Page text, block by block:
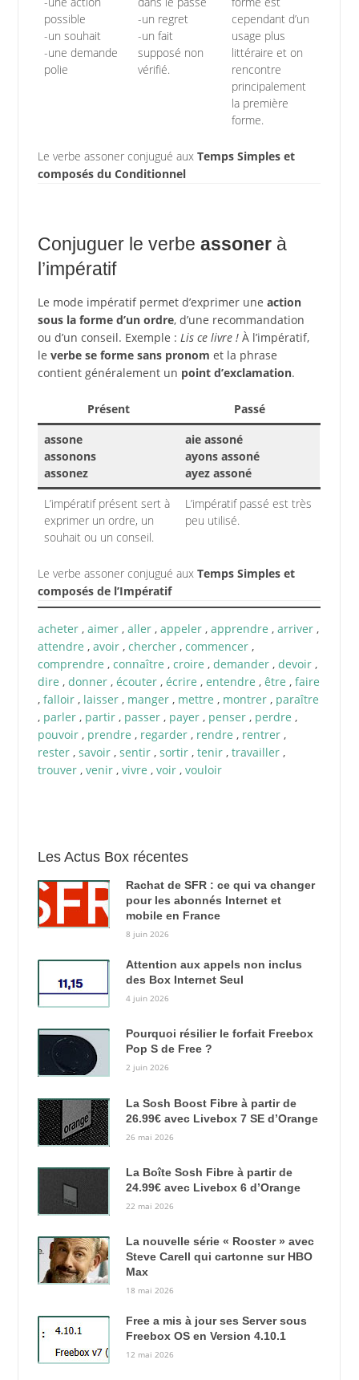
possible
-un souhait
-une demande
polie
-un regret
-un fait
supposé non
vérifié.
cependant d’un
usage plus
littéraire et on
rencontre
principalement
la première
forme.
Le verbe assoner conjugué aux Temps Simples et
composés du Conditionnel
Conjuguer le verbe assonerà
l’impératif
Le mode impératif permet d’exprimer une action
sous la forme d’un ordre, d’une recommandation
ou d’un conseil. Exemple : Lis ce livre !À l’impératif,
le verbe se forme sans pronom et la phrase
contient généralement un point d’exclamation.
Présent
Passé
assone
assonons
assonez
aie assoné
ayons assoné
ayez assoné
L’impératif présent sert à
exprimer un ordre, un
souhait ou un conseil.
L’impératif passé est très
peu utilisé.
Le verbe assoner conjugué aux Temps Simples et
composés de l’Impératif
acheter, aimer, aller, appeler, apprendre , arriver,
attendre , avoir, chercher, commencer,
comprendre , connaître , croire , demander, devoir,
dire , donner, écouter, écrire , entendre , être , faire
, falloir, laisser, manger, mettre , montrer, paraître
, parler, partir, passer, payer, penser, perdre ,
pouvoir, prendre , regarder, rendre , rentrer,
rester, savoir, sentir, sortir, tenir, travailler,
trouver, venir, vivre , voir, vouloir
Les Actus Box récentes
Rachat de SFR : ce qui va changer
pour les abonnés Internet et
mobile en France
8 juin 2026
Attention aux appels non inclus
des Box Internet Seul
4 juin 2026
Pourquoi résilier le forfait Freebox
Pop S de Free ?
2 juin 2026
La Sosh Boost Fibre à partir de
26.99€ avec Livebox 7 SE d’Orange
26 mai 2026
La Boîte Sosh Fibre à partir de
24.99€ avec Livebox 6 d’Orange
22 mai 2026
La nouvelle série « Rooster » avec
Steve Carell qui cartonne sur HBO
Max
18 mai 2026
Free a mis à jour ses Server sous
Freebox OS en Version 4.10.1
12 mai 2026